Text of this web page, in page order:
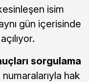
isim
gün içerisinde
sorgulama
hak